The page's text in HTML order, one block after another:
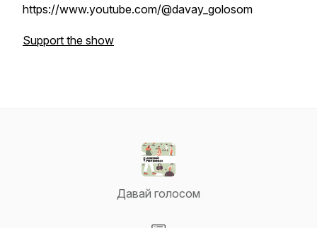
https://www.youtube.com/@davay_golosom
Support the show
Давай голосом